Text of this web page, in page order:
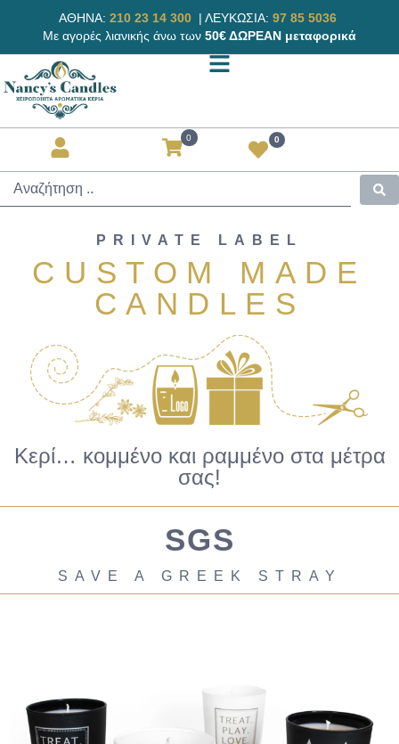
ΑΘΗΝΑ: 210 23 14 300 | ΛΕΥΚΩΣΙΑ: 97 85 5036
Με αγορές λιανικής άνω των 50€ ΔΩΡΕΑΝ μεταφορικά
0 0
PRIVATE LABEL
CUSTOM MADE
CANDLES
Κερί… κομμένο και ραμμένο στα μέτρα
σας!
SGS
SAVE A GREEK STRAY